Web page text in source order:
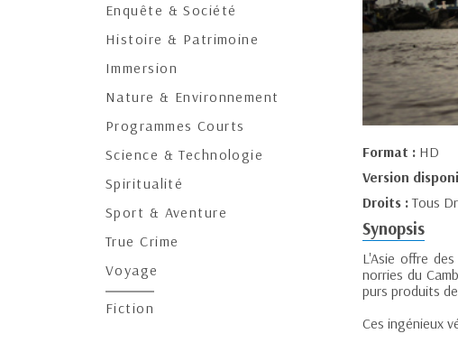
Enquête & Société
Histoire & Patrimoine
Immersion
Nature & Environnement
Programmes Courts
Science & Technologie
Spiritualité
Sport & Aventure
True Crime
Voyage
Fiction
Format : HD
Version
Droits :Tous
Synopsis
L'Asie offre
norries du
purs produits
Ces ingénieux